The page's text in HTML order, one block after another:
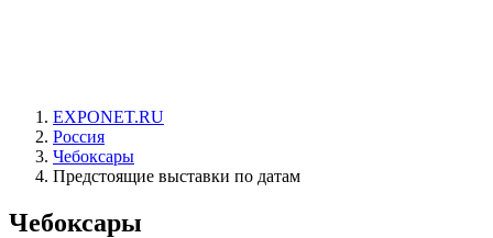
EXPONET.RU
Россия
Чебоксары
Предстоящие выставки по датам
Чебоксары